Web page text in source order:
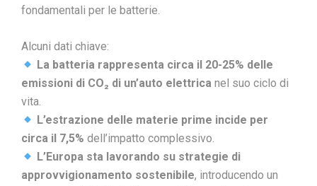
fondamentali per le batterie.
Alcuni dati chiave:
La batteria rappresenta circa il 20-25% delle
emissioni di CO₂ di un’auto elettrica nel suo ciclo di
vita.
L’estrazione delle materie prime incide per
circa il 7,5% dell’impatto complessivo.
L’Europa sta lavorando su strategie di
approvvigionamento sostenibile, introducendo un